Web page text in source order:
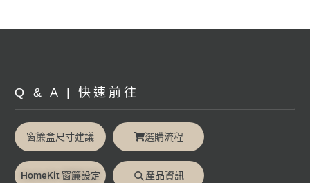
Q & A | 快速前往
窗簾盒尺寸建議 選購流程
HomeKit 窗簾設定 產品資訊